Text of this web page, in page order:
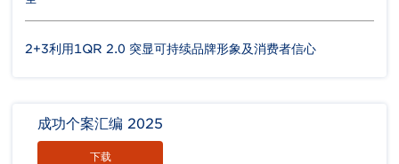
2+3利用1QR 2.0 突显可持续品牌形象及消费者信心
成功个案汇编 2025
下载